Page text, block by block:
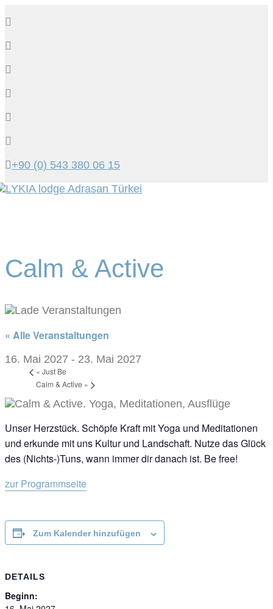
+90 (0) 543 380 06 15
Calm & Active
« Alle Veranstaltungen
16. Mai 2027 - 23. Mai 2027
« Just Be
Calm & Active »
Unser Herzstück. Schöpfe Kraft mit Yoga und Meditationen
und erkunde mit uns Kultur und Landschaft. Nutze das Glück
des (Nichts-)Tuns, wann immer dir danach ist. Be free!
zur Programmseite
Zum Kalender hinzufügen
DETAILS
Beginn: